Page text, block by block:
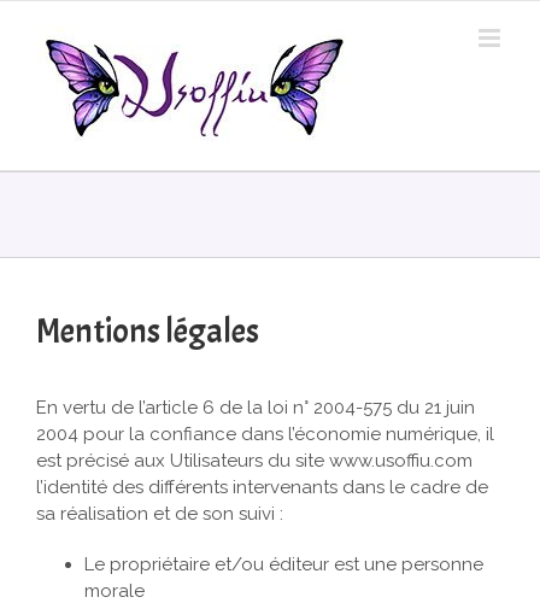
content
Mentions légales
En vertu de l’article 6 de la loi n° 2004-575 du 21 juin
2004 pour la confiance dans l’économie numérique, il
est précisé aux Utilisateurs du site www.usoffiu.com
l’identité des différents intervenants dans le cadre de
sa réalisation et de son suivi :
Le propriétaire et/ou éditeur est une personne
morale